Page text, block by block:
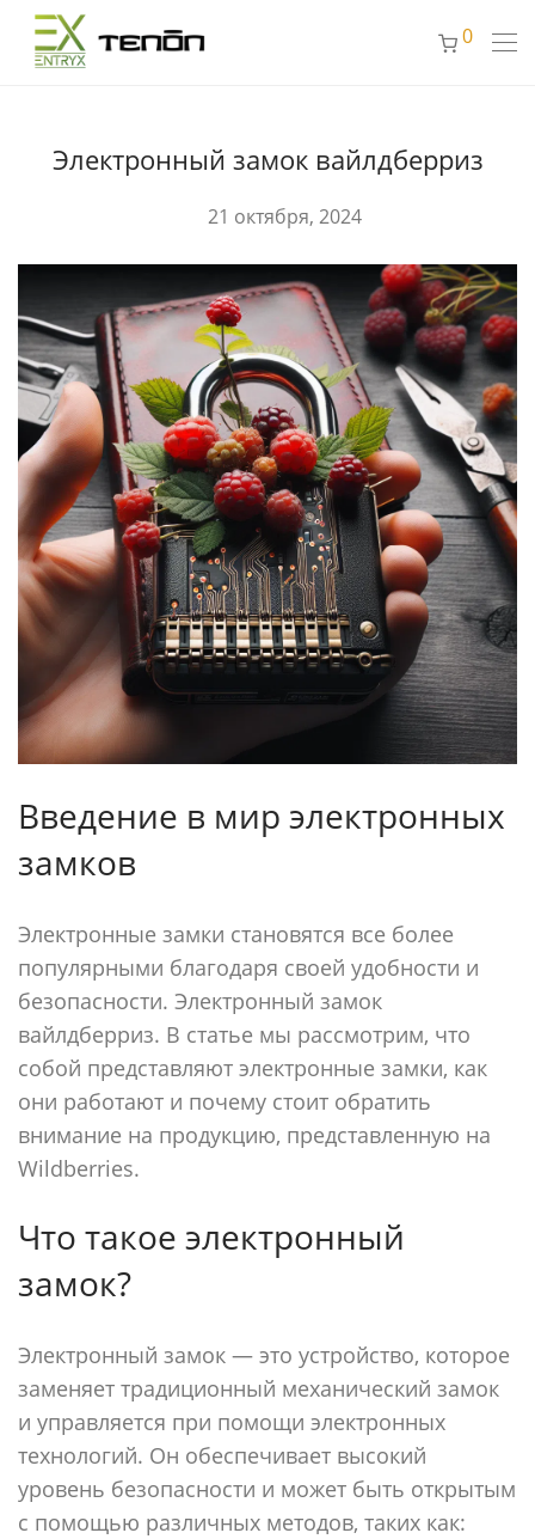
0
Электронный замок вайлдберриз
21 октября, 2024
Введение в мир электронных
замков
Электронные замки становятся все более
популярными благодаря своей удобности и
безопасности. Электронный замок
вайлдберриз. В статье мы рассмотрим, что
собой представляют электронные замки, как
они работают и почему стоит обратить
внимание на продукцию, представленную на
Wildberries.
Что такое электронный
замок?
Электронный замок — это устройство, которое
заменяет традиционный механический замок
и управляется при помощи электронных
технологий. Он обеспечивает высокий
уровень безопасности и может быть открытым
с помощью различных методов, таких как: